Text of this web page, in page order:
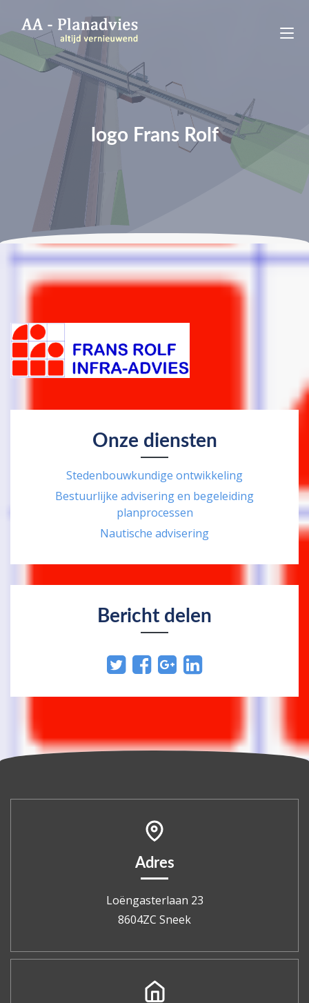
logo Frans Rolf
Onze diensten
Stedenbouwkundige ontwikkeling
Bestuurlijke advisering en begeleiding
planprocessen
Nautische advisering
Bericht delen
Adres
Loëngasterlaan 23
8604ZC Sneek